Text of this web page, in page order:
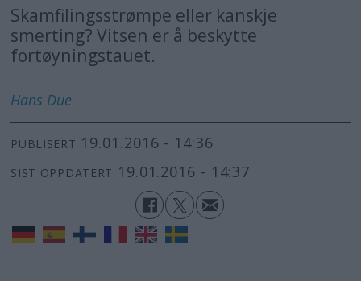
Skamfilingsstrømpe eller kanskje
smerting? Vitsen er å beskytte
fortøyningstauet.
Hans Due
PUBLISERT 19.01.2016 - 14:36
SIST OPPDATERT 19.01.2016 - 14:37